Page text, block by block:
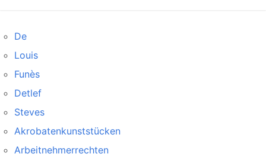
De
Louis
Funès
Detlef
Steves
Akrobatenkunststücken
Arbeitnehmerrechten